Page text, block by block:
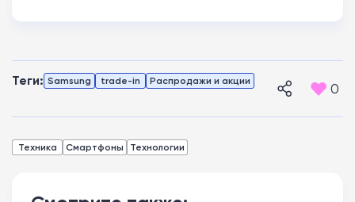
Теги: Samsung trade-in Распродажи и акции 0
Техника Смартфоны Технологии